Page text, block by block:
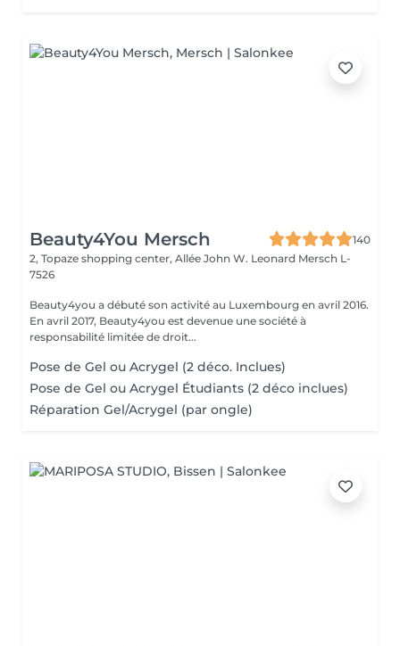
Beauty4You Mersch
140
2, Topaze shopping center, Allée John W. Leonard Mersch L-
7526
Beauty4you a débuté son activité au Luxembourg en avril 2016.
En avril 2017, Beauty4you est devenue une société à
responsabilité limitée de droit...
Pose de Gel ou Acrygel (2 déco. Inclues)
Pose de Gel ou Acrygel Étudiants (2 déco inclues)
Réparation Gel/Acrygel (par ongle)